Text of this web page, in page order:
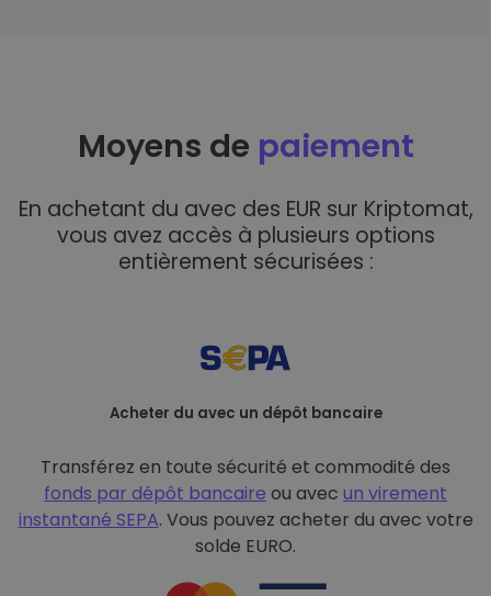
Moyens de paiement
En achetant du avec des EUR sur Kriptomat,
vous avez accès à plusieurs options
entièrement sécurisées :
Acheter du avec un dépôt bancaire
Transférez en toute sécurité et commodité des
fonds par dépôt bancaire ou avec un virement
instantané SEPA. Vous pouvez acheter du avec votre
solde EURO.